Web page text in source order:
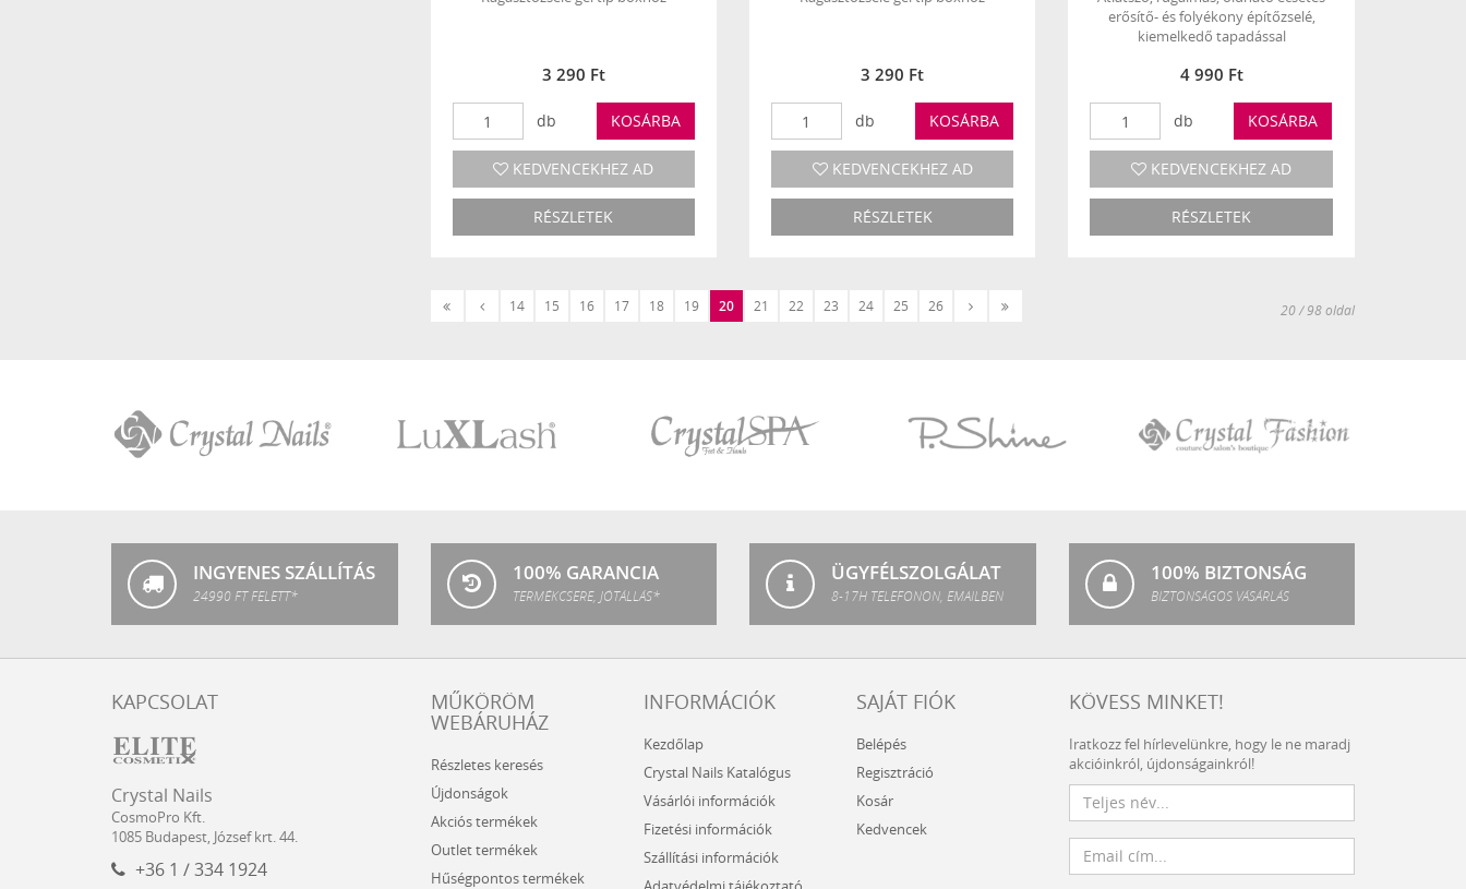
3 290 Ft
db KOSÁRBA
KEDVENCEKHEZ AD
RÉSZLETEK
3 290 Ft
db KOSÁRBA
KEDVENCEKHEZ AD
RÉSZLETEK
erősítő- és folyékony építőzselé,
kiemelkedő tapadással
4 990 Ft
db KOSÁRBA
KEDVENCEKHEZ AD
RÉSZLETEK
«
‹
14 15 16 17 18 19 20 21 22 23 24 25 26
KövetkezőUtolsó
20 / 98 oldal
INGYENES SZÁLLÍTÁS
24990 FT FELETT*
100% GARANCIA
TERMÉKCSERE, JÓTÁLLÁS*
ÜGYFÉLSZOLGÁLAT
8-17H TELEFONON, EMAILBEN
100% BIZTONSÁG
BIZTONSÁGOS VÁSÁRLÁS
KAPCSOLAT
Nails
Kft.
Crystal Nails
CosmoPro Kft.
1085 Budapest, József krt. 44.
+36 1 / 334 1924
MŰKÖRÖM
WEBÁRUHÁZ
Részletes keresés
Újdonságok
Akciós termékek
Outlet termékek
Hűségpontos termékek
INFORMÁCIÓK
Kezdőlap
Crystal Nails Katalógus
Vásárlói információk
Fizetési információk
Szállítási információk
SAJÁT FIÓK
Belépés
Regisztráció
Kosár
Kedvencek
KÖVESS MINKET!
Iratkozz fel hírlevelünkre, hogy le ne maradj
akcióinkról, újdonságainkról!